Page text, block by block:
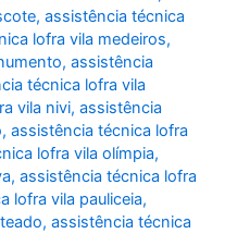
,assistência técnica
lofra vila medeiros,
,assistência
técnica lofra vila
vila nivi,assistência
,assistência técnica lofra
lofra vila olímpia,
,assistência técnica lofra
lofra vila pauliceia,
,assistência técnica